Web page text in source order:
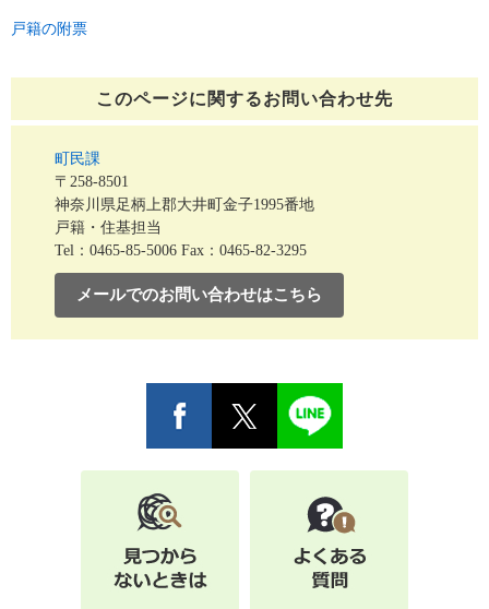
戸籍の附票
このページに関するお問い合わせ先
町民課
〒258-8501
神奈川県足柄上郡大井町金子1995番地
戸籍・住基担当
Tel：0465-85-5006 Fax：0465-82-3295
メールでのお問い合わせはこちら